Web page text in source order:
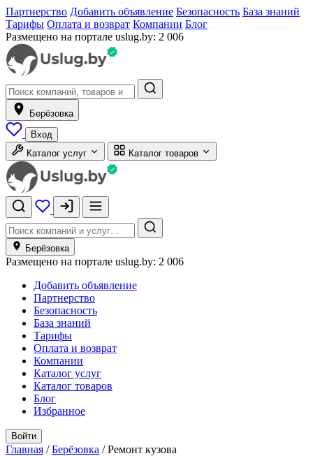
Партнерство Добавить объявление Безопасность База знаний
Тарифы Оплата и возврат Компании Блог
Размещено на портале uslug.by: 2 006
Берёзовка
Вход
Каталог услуг
Каталог товаров
Берёзовка
Размещено на портале uslug.by: 2 006
Добавить объявление
Партнерство
Безопасность
База знаний
Тарифы
Оплата и возврат
Компании
Каталог услуг
Каталог товаров
Блог
Избранное
Войти
Главная / Берёзовка / Ремонт кузова